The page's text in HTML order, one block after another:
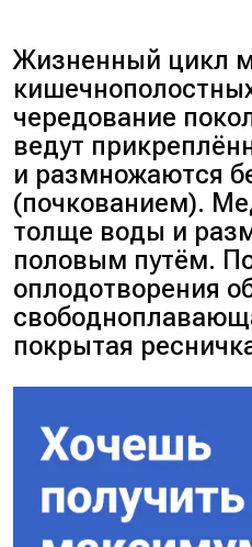
Жизненный цикл
чередование
ведут
и размножаются
(почкованием).
толще воды и
половым путём.
оплодотворения
покрытая